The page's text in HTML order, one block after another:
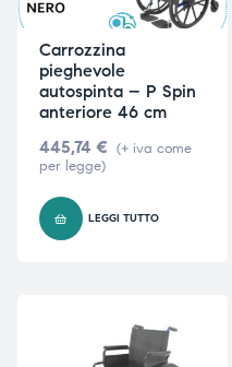
Carrozzina
pieghevole
autospinta – P Spin
anteriore 46 cm
445,74 € (+ iva come
per legge)
LEGGI TUTTO